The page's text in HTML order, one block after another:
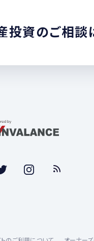
投資のご相談